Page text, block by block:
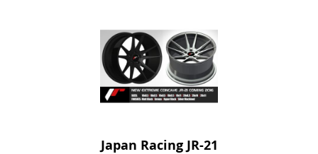
Japan Racing JR-21